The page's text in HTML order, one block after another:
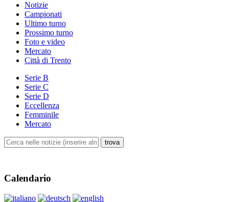
Notizie
Campionati
Ultimo turno
Prossimo turno
Foto e video
Mercato
Città di Trento
Serie B
Serie C
Serie D
Eccellenza
Femminile
Mercato
Calendario